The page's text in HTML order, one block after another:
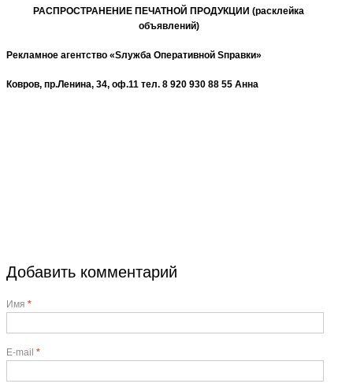
РАСПРОСТРАНЕНИЕ ПЕЧАТНОЙ ПРОДУКЦИИ (расклейка
объявлений)
Рекламное агентство «Sлужба Oперативной Sправки»
Ковров, пр.Ленина, 34, оф.11 тел. 8 920 930 88 55 Анна
Добавить комментарий
Имя *
E-mail *